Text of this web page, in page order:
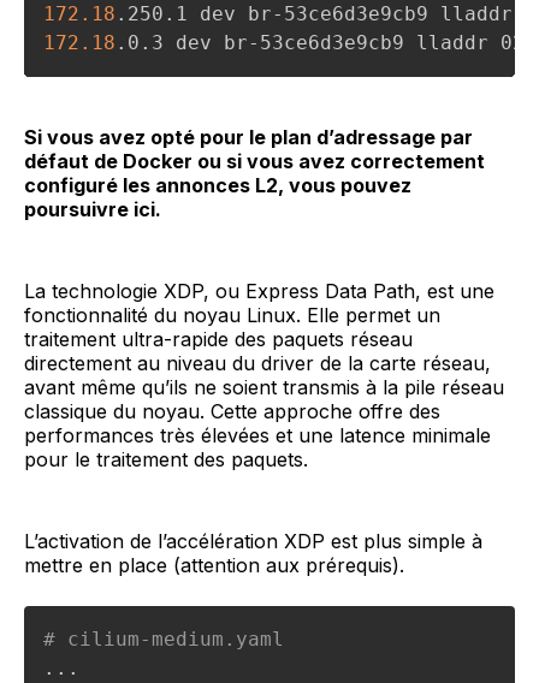
172.18
172.18 .0.3 dev br-53ce6d3e9cb9 lladdr
Si vous avez opté pour le plan d’adressage par
défaut de Docker ou si vous avez correctement
configuré les annonces L2, vous pouvez
poursuivre ici.
La technologie XDP, ou Express Data Path, est une
fonctionnalité du noyau Linux. Elle permet un
traitement ultra-rapide des paquets réseau
directement au niveau du driver de la carte réseau,
avant même qu’ils ne soient transmis à la pile réseau
classique du noyau. Cette approche offre des
performances très élevées et une latence minimale
pour le traitement des paquets.
L’activation de l’accélération XDP est plus simple à
mettre en place (attention aux prérequis).
# cilium-medium.yaml
...